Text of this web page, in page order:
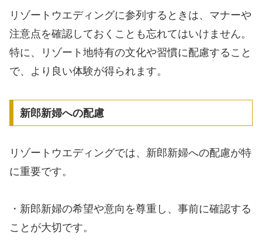
リゾートウエディングに参列するときは、マナーや
注意点を確認しておくことも忘れてはいけません。
特に、リゾート地特有の文化や習慣に配慮すること
で、より良い体験が得られます。
新郎新婦への配慮
リゾートウエディングでは、新郎新婦への配慮が特
に重要です。
・新郎新婦の希望や意向を尊重し、事前に確認する
ことが大切です。